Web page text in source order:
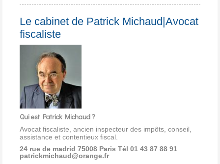
Le cabinet de Patrick Michaud|Avocat
fiscaliste
Qui est Patrick Michaud ?
Avocat fiscaliste, ancien inspecteur des impôts, conseil,
assistance et contentieux fiscal.
24 rue de madrid 75008 Paris Tél 01 43 87 88 91
patrickmichaud@orange.fr